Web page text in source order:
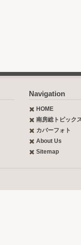
Navigation
HOME
南房総トピック
カバーフォト
About Us
Sitemap